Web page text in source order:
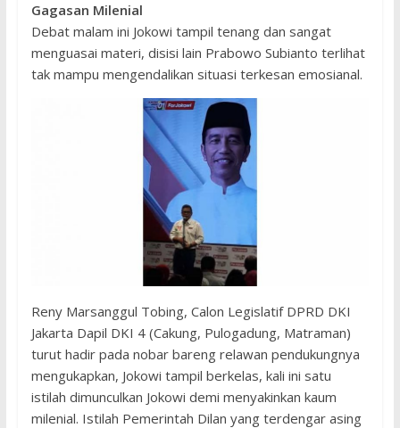
Gagasan Milenial
Debat malam ini Jokowi tampil tenang dan sangat
menguasai materi, disisi lain Prabowo Subianto terlihat
tak mampu mengendalikan situasi terkesan emosianal.
Reny Marsanggul Tobing, Calon Legislatif DPRD DKI
Jakarta Dapil DKI 4 (Cakung, Pulogadung, Matraman)
turut hadir pada nobar bareng relawan pendukungnya
mengukapkan, Jokowi tampil berkelas, kali ini satu
istilah dimunculkan Jokowi demi menyakinkan kaum
milenial. Istilah Pemerintah Dilan yang terdengar asing